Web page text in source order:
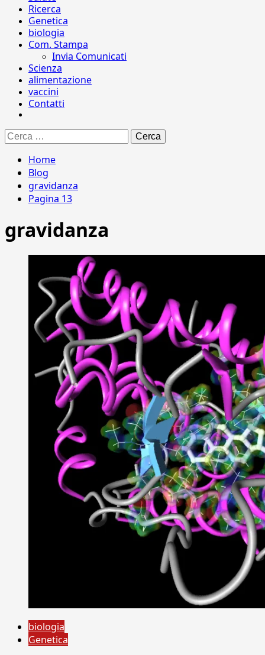
Ricerca
Genetica
biologia
Com. Stampa
Invia Comunicati
Scienza
alimentazione
vaccini
Contatti
Ricerca
per:
Home
Blog
gravidanza
Pagina 13
gravidanza
biologia
Genetica